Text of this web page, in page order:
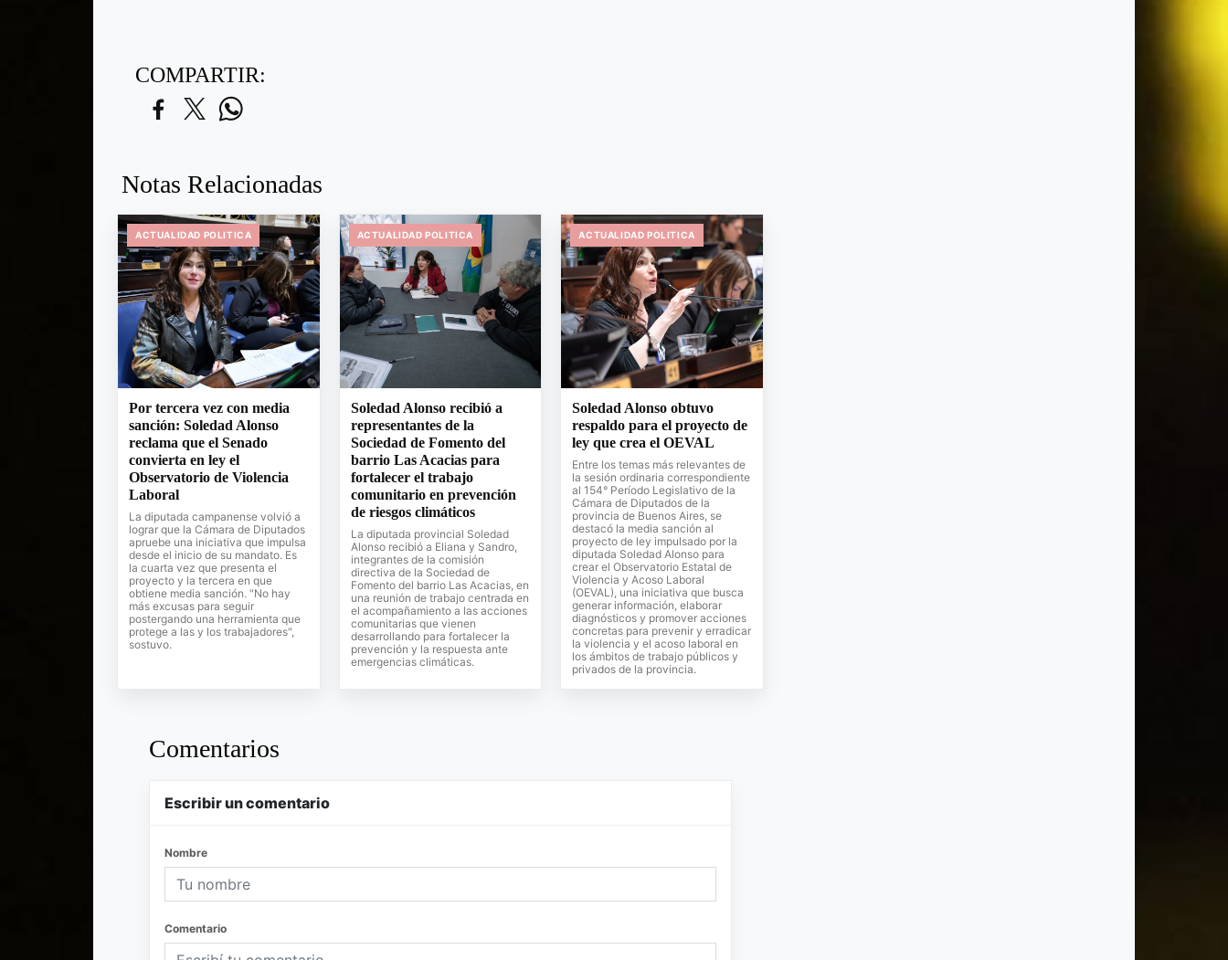
COMPARTIR:
Notas Relacionadas
ACTUALIDAD POLITICA
Por tercera vez con media
sanción: Soledad Alonso
reclama que el Senado
convierta en ley el
Observatorio de Violencia
Laboral
La diputada campanense volvió a
lograr que la Cámara de Diputados
apruebe una iniciativa que impulsa
desde el inicio de su mandato. Es
la cuarta vez que presenta el
proyecto y la tercera en que
obtiene media sanción. "No hay
más excusas para seguir
postergando una herramienta que
protege a las y los trabajadores",
sostuvo.
ACTUALIDAD POLITICA
Soledad Alonso recibió a
representantes de la
Sociedad de Fomento del
barrio Las Acacias para
fortalecer el trabajo
comunitario en prevención
de riesgos climáticos
La diputada provincial Soledad
Alonso recibió a Eliana y Sandro,
integrantes de la comisión
directiva de la Sociedad de
Fomento del barrio Las Acacias, en
una reunión de trabajo centrada en
el acompañamiento a las acciones
comunitarias que vienen
desarrollando para fortalecer la
prevención y la respuesta ante
emergencias climáticas.
ACTUALIDAD POLITICA
Soledad Alonso obtuvo
respaldo para el proyecto de
ley que crea el OEVAL
Entre los temas más relevantes de
la sesión ordinaria correspondiente
al 154° Período Legislativo de la
Cámara de Diputados de la
provincia de Buenos Aires, se
destacó la media sanción al
proyecto de ley impulsado por la
diputada Soledad Alonso para
crear el Observatorio Estatal de
Violencia y Acoso Laboral
(OEVAL), una iniciativa que busca
generar información, elaborar
diagnósticos y promover acciones
concretas para prevenir y erradicar
la violencia y el acoso laboral en
los ámbitos de trabajo públicos y
privados de la provincia.
Comentarios
Escribir un comentario
Nombre
Comentario